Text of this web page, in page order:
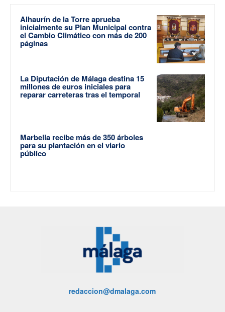
Alhaurín de la Torre aprueba
inicialmente su Plan Municipal contra
el Cambio Climático con más de 200
páginas
La Diputación de Málaga destina 15
millones de euros iniciales para
reparar carreteras tras el temporal
Marbella recibe más de 350 árboles
para su plantación en el viario
público
redaccion@dmalaga.com